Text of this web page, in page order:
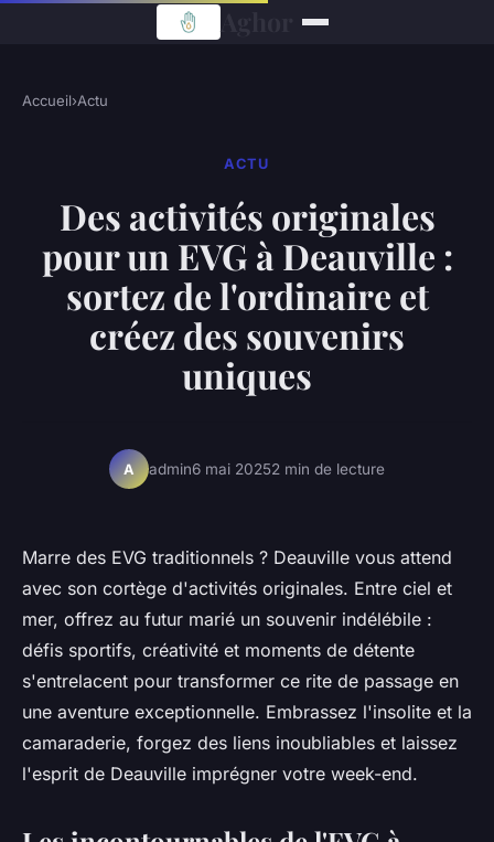
Accueil›Actu
ACTU
Des activités originales
pour un EVG à Deauville :
sortez de l'ordinaire et
créez des souvenirs
uniques
A admin6 mai 20252 min de lecture
Marre des EVG traditionnels ? Deauville vous attend
avec son cortège d'activités originales. Entre ciel et
mer, offrez au futur marié un souvenir indélébile :
défis sportifs, créativité et moments de détente
s'entrelacent pour transformer ce rite de passage en
une aventure exceptionnelle. Embrassez l'insolite et la
camaraderie, forgez des liens inoubliables et laissez
l'esprit de Deauville imprégner votre week-end.